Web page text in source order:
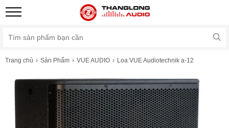
Trang chủ Sản Phẩm VUE AUDIO Loa VUE Audiotechnik a-12